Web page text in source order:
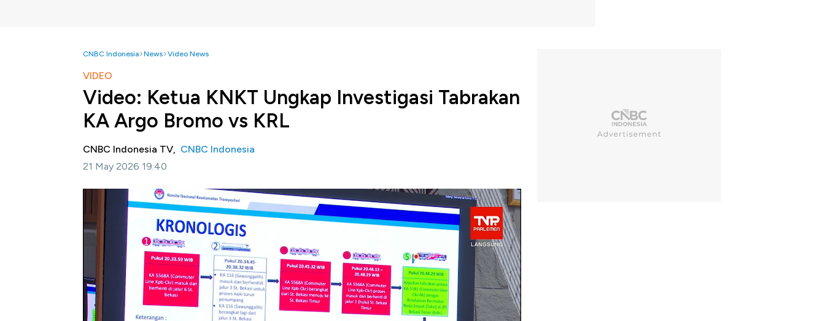
CNBC Indonesia News Video News
VIDEO
Video: Ketua KNKT Ungkap Investigasi Tabrakan
KA Argo Bromo vs KRL
CNBC Indonesia TV, CNBC Indonesia
21 May 2026 19:40
Jakarta, CNBC Indonesia -Komite Nasional Keselamatan Transportasi (KNKT) membeberkan hasil
investigasi sementara kecelakaan Kereta Api (KA) Argo Bromo Anggrek dengan KRL Commuter Line
relasi kampung bandan-cikarang di Stasiun Bekasi Timur pada 27 April lalu dan berikut penjelasan
lengkap ketua KNKT.
Selengkapnya dalam program Nation Hub CNBC Indonesia (Kamis, 21/05/2026) berikut ini.
Bagikan: